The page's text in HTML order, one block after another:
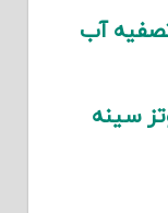
آب
سینه